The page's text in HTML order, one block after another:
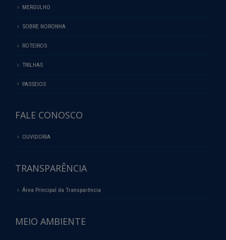
MERGULHO
SOBRE NORONHA
ROTEIROS
TRILHAS
PASSEIOS
FALE CONOSCO
OUVIDORIA
TRANSPARÊNCIA
Área Principal da Transparência
MEIO AMBIENTE